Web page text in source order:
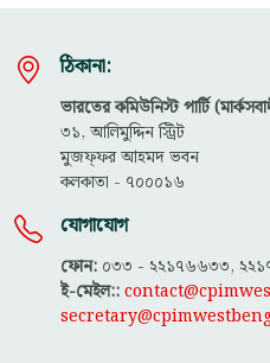
ঠিকানা:
ভারতের কমিউনিস্ট পার্টি
৩১, আলিমুদ্দিন স্ট্রিট
মুজফ্ফ‌র আহমদ ভবন
কলকাতা - ৭০০০১৬
যোগাযোগ
ফোন: ০৩৩ - ২২১৭৬৬৩৩,
ই-মেইল::